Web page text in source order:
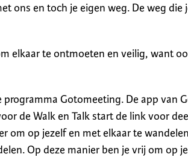
ons en toch je eigen weg. De weg
elkaar te ontmoeten en veilig, want
programma Gotomeeting. De app van
de Walk en Talk start de link voor
om op jezelf en met elkaar te
Op deze manier ben je vrij om op